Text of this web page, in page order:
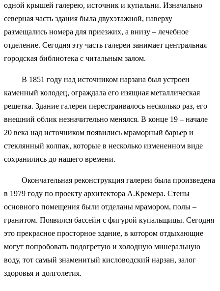
одной крышей галерею, источник и купальни. Изначально
северная часть здания была двухэтажной, наверху
размещались номера для приезжих, а внизу – лечебное
отделение. Сегодня эту часть галереи занимает центральная
городская библиотека с читальным залом.
В 1851 году над источником нарзана был устроен
каменный колодец, ограждала его изящная металлическая
решетка. Здание галереи перестраивалось несколько раз, его
внешний облик незначительно менялся. В конце 19 – начале
20 века над источником появились мраморный барьер и
стеклянный колпак, которые в несколько измененном виде
сохранились до нашего времени.
Окончательная реконструкция галереи была произведена
в 1979 году по проекту архитектора А.Кремера. Стены
основного помещения были отделаны мрамором, полы –
гранитом. Появился бассейн с фигурой купальщицы. Сегодня
это прекрасное просторное здание, в котором отдыхающие
могут попробовать подогретую и холодную минеральную
воду, тот самый знаменитый кисловодский нарзан, залог
здоровья и долголетия.